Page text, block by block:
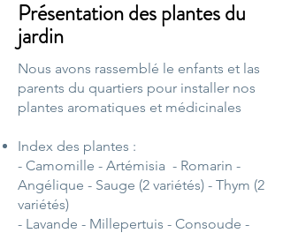
Présentation des plantes du
jardin
Nous avons rassemblé le enfants et las
parents du quartiers pour installer nos
plantes aromatiques et médicinales
Index des plantes :
- Camomille - Artémisia - Romarin -
Angélique - Sauge (2 variétés) - Thym (2
variétés)
- Lavande - Millepertuis - Consoude -